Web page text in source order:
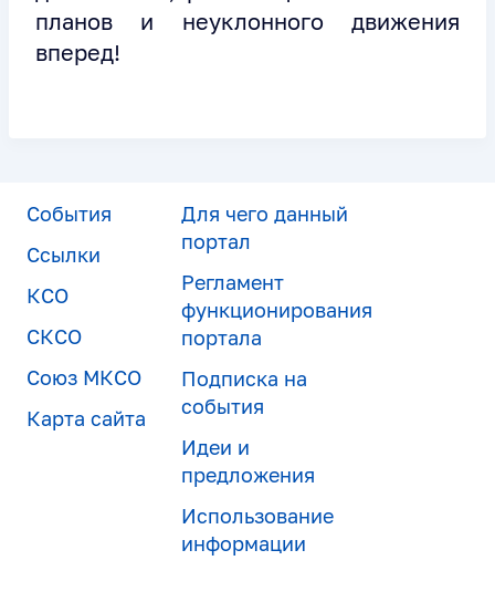
планов и неуклонного движения
вперед!
События
Ссылки
КСО
СКСО
Союз МКСО
Карта сайта
Для чего данный
портал
Регламент
функционирования
портала
Подписка на
события
Идеи и
предложения
Использование
информации